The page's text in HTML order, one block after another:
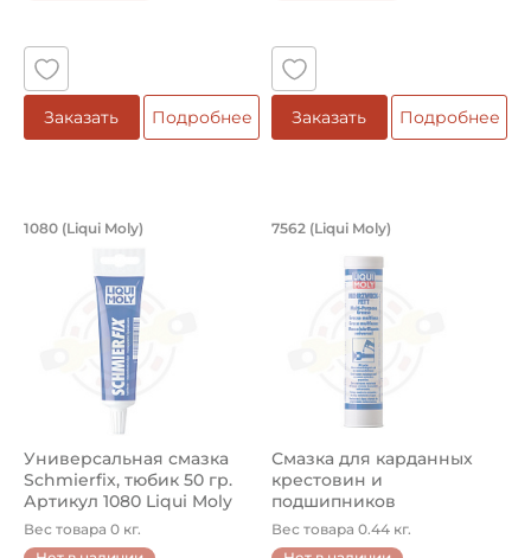
Заказать Подробнее Заказать Подробнее
Универсальная смазка Schmierfix,
1080 (Liqui Moly)
Универсальная смазка
Schmierfix, тюбик 50 гр.
Артикул 1080 Liqui Moly
Вес товара 0 кг.
Смазка для
7562 (Liqui Moly)
Смазка для карданных
крестовин и
подшипников
Mehrzweckfett. Картридж
40...
Вес товара 0.44 кг.